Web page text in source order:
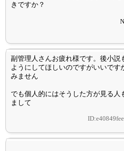
きですか？
副管理人さんお疲れ様です。後小説
ようにしてほしいのですがいいです
みません
でも個人的にはそうした方が見る人
まして
ID:e40849fee